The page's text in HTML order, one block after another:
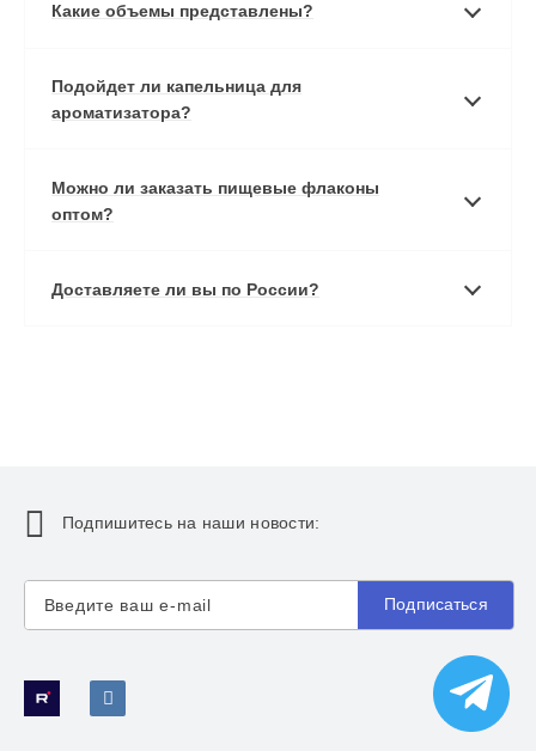
Какие объемы представлены?
Подойдет ли капельница для
ароматизатора?
Можно ли заказать пищевые флаконы
оптом?
Доставляете ли вы по России?
Подпишитесь на наши новости:
Подписаться